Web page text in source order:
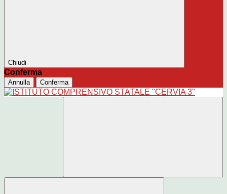
Chiudi
Conferma
Annulla Conferma